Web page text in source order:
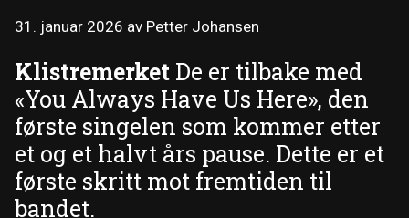
31. januar 2026 av Petter Johansen
Klistremerket De er tilbake med
«You Always Have Us Here», den
første singelen som kommer etter
et og et halvt års pause. Dette er et
første skritt mot fremtiden til
bandet.